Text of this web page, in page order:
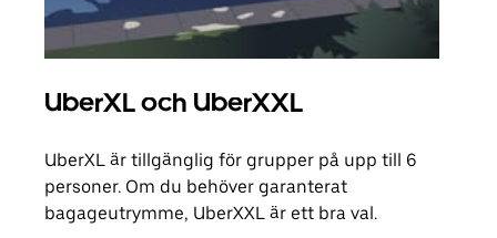
UberXL och UberXXL
UberXL är tillgänglig för grupper på upp till 6
personer. Om du behöver garanterat
bagageutrymme, UberXXL är ett bra val.